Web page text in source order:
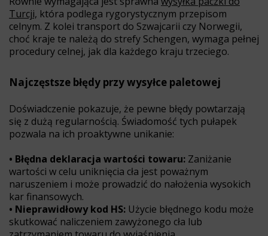
Turcji, która podlega rygorystycznym przepisom
celnym. Z kolei transport do Szwajcarii czy Norwegii,
choć kraje te należą do strefy Schengen, wymaga pełnej
procedury celnej, jak dla każdego kraju trzeciego.
Najczęstsze błędy przy wysyłce paletowej
Doświadczenie pokazuje, że pewne błędy powtarzają
się z dużą regularnością. Świadomość tych pułapek
pozwala na ich proaktywne unikanie:
• Błędna deklaracja wartości towaru: Zaniżanie
wartości w celu uniknięcia cła jest poważnym
naruszeniem i może prowadzić do nałożenia wysokich
kar finansowych.
• Nieprawidłowy kod HS: Użycie błędnego kodu może
skutkować naliczeniem zawyżonego cła lub